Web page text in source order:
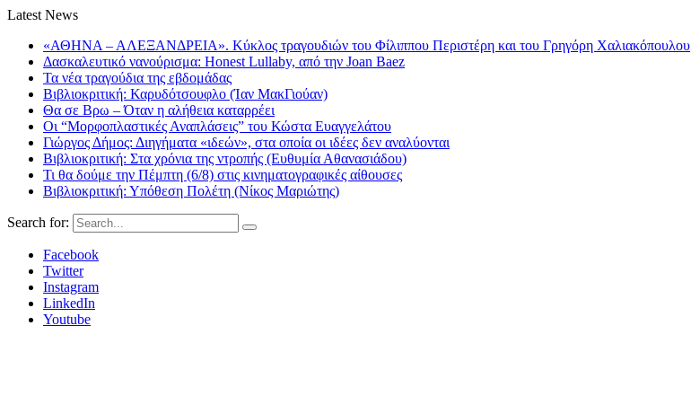
Latest News
«ΑΘΗΝΑ – ΑΛΕΞΑΝΔΡΕΙΑ». Κύκλος τραγουδιών του Φίλιππου Περιστέρη και του Γρηγόρη Χαλιακόπουλου
Δασκαλευτικό νανούρισμα: Honest Lullaby, από την Joan Baez
Τα νέα τραγούδια της εβδομάδας
Βιβλιοκριτική: Καρυδότσουφλο (Ίαν ΜακΓιούαν)
Θα σε Βρω – Όταν η αλήθεια καταρρέει
Οι “Μορφοπλαστικές Αναπλάσεις” του Κώστα Ευαγγελάτου
Γιώργος Δήμος: Διηγήματα «ιδεών», στα οποία οι ιδέες δεν αναλύονται
Βιβλιοκριτική: Στα χρόνια της ντροπής (Ευθυμία Αθανασιάδου)
Τι θα δούμε την Πέμπτη (6/8) στις κινηματογραφικές αίθουσες
Βιβλιοκριτική: Υπόθεση Πολέτη (Νίκος Μαριώτης)
Search for:
Facebook
Twitter
Instagram
LinkedIn
Youtube